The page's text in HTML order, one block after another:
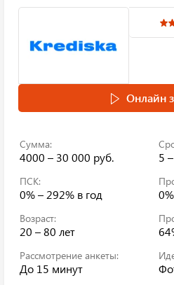
Онлайн
Сумма:
4000 – 30 000 руб. 5
ПСК:
0% – 292% в год
Возраст:
20 – 80 лет
Рассмотрение анкеты:
До 15 минут